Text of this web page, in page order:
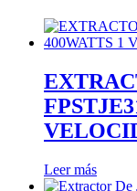
Leer más